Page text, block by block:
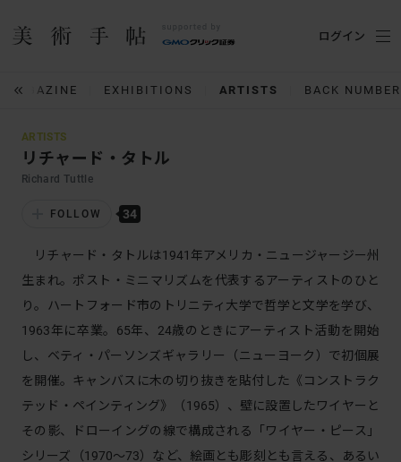
MAGAZINE EXHIBITIONS ARTISTS BACK NUMBER
ログイン
ARTISTS
リチャード・タトル
Richard Tuttle
FOLLOW 34
リチャード・タトルは1941年アメリカ・ニュージャージー州
生まれ。ポスト・ミニマリズムを代表するアーティストのひと
り。ハートフォード市のトリニティ大学で哲学と文学を学び、
1963年に卒業。65年、24歳のときにアーティスト活動を開始
し、ベティ・パーソンズギャラリー（ニューヨーク）で初個展
を開催。キャンバスに木の切り抜きを貼付した《コンストラク
テッド・ペインティング》（1965）、壁に設置したワイヤーと
その影、ドローイングの線で構成される「ワイヤー・ピース」
シリーズ（1970〜73）など、絵画とも彫刻とも言える、あるい